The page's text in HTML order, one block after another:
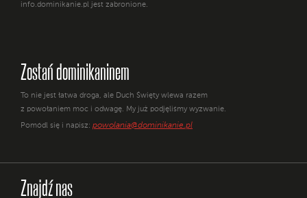
info.dominikanie.pl jest zabronione.
Zostań dominikaninem
To nie jest łatwa droga, ale Duch Święty wlewa razem
z powołaniem moc i odwagę. My już podjęliśmy wyzwanie.
Pomódl się i napisz: powolania@dominikanie.pl
Znajdź nas